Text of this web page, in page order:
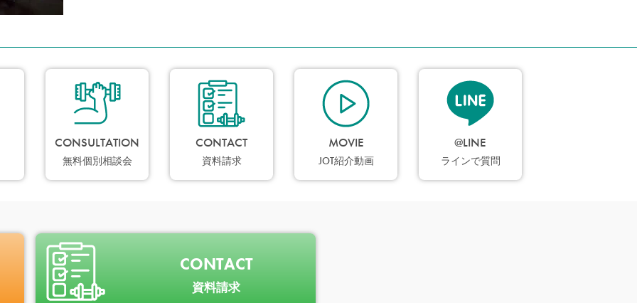
CONSULTATION
無料個別相談会
CONTACT
資料請求
MOVIE
JOT紹介動画
@LINE
ラインで質問
CONTACT
資料請求